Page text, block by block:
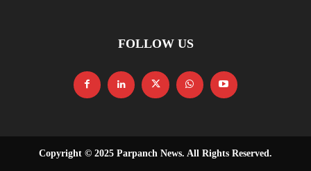
FOLLOW US
Copyright © 2025 Parpanch News. All Rights Reserved.